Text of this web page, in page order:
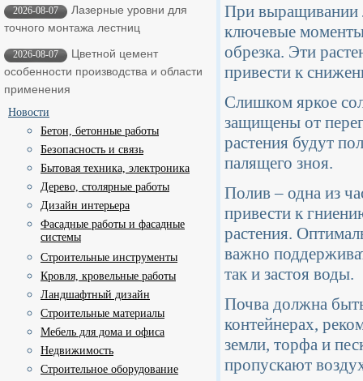
2026-08-07
Лазерные уровни для
точного монтажа лестниц
2026-08-07
Цветной цемент
особенности производства и области
применения
Новости
Бетон, бетонные работы
Безопасность и связь
Бытовая техника, электроника
Дерево, столярные работы
Дизайн интерьера
Фасадные работы и фасадные
системы
Строительные инструменты
Кровля, кровельные работы
Ландшафтный дизайн
Строительные материалы
Мебель для дома и офиса
Недвижимость
Строительное оборудование
При выращивании
ключевые
обрезка. Эти
привести к
Слишком яркое
защищены от
растения будут
палящего зноя.
Полив – одна из
привести к
растения.
важно
так и застоя воды.
Почва должна
контейнерах,
земли, торфа и
пропускают